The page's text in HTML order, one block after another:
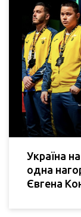
Україна
одна
Євгена